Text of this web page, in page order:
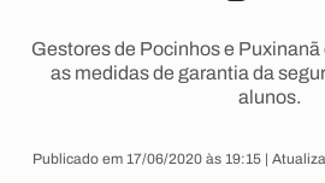
Gestores de Pocinhos e
as medidas de garantia da
alunos.
Publicado em 17/06/2020 às 19:15 |